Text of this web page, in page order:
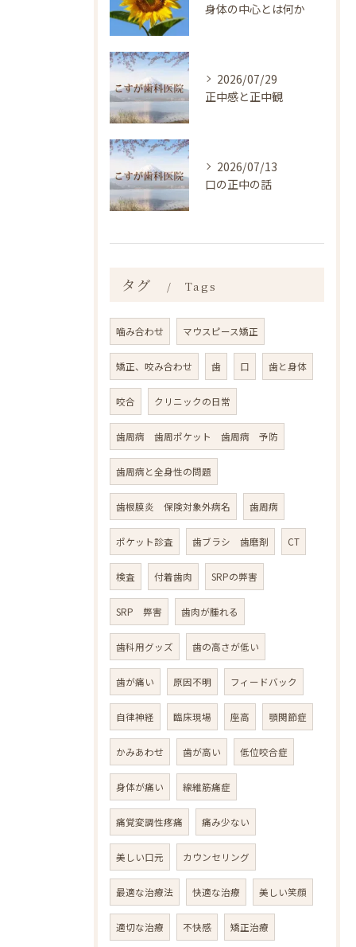
身体の中心とは何か
2026/07/29
正中感と正中観
2026/07/13
口の正中の話
タグ Tags
噛み合わせ マウスピース矯正
矯正、咬み合わせ 歯 口 歯と身体
咬合 クリニックの日常
歯周病 歯周ポケット 歯周病 予防
歯周病と全身性の問題
歯根膜炎 保険対象外病名 歯周病
ポケット診査 歯ブラシ 歯磨剤 CT
検査 付着歯肉 SRPの弊害
SRP 弊害 歯肉が腫れる
歯科用グッズ 歯の高さが低い
歯が痛い 原因不明 フィードバック
自律神経 臨床現場 座高 顎関節症
かみあわせ 歯が高い 低位咬合症
身体が痛い 線維筋痛症
痛覚変調性疼痛 痛み少ない
美しい口元 カウンセリング
最適な治療法 快適な治療 美しい笑顔
適切な治療 不快感 矯正治療